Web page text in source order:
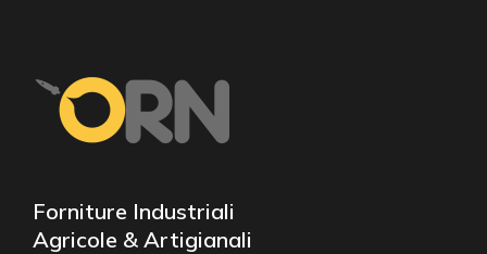
Forniture Industriali
Agricole & Artigianali